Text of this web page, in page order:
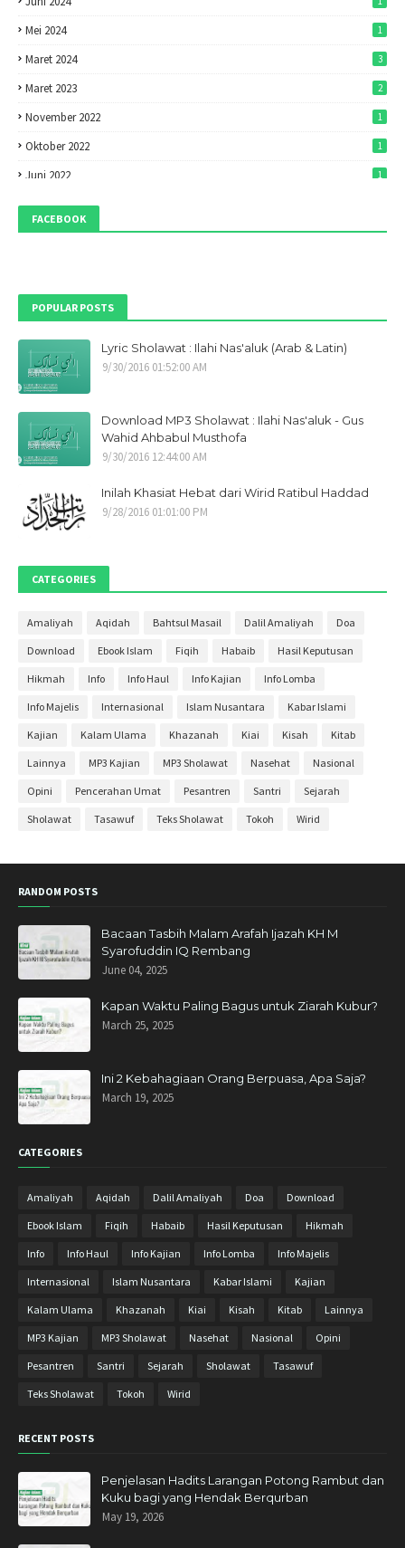
Mei 2024 1
Maret 2024 3
Maret 2023 2
November 2022 1
Oktober 2022 1
Juni 2022 1
Mei 2022
April 2022 7
Februari 2022
Desember 2021 1
Oktober 2021
September 2021
April 2021
Maret 2021
Januari 2021
Desember 2020
Oktober 2020
Februari 2020
September 2019
Agustus 2019
Mei 2019
Maret 2019
Desember 2018
November 2018
September 2018
Juni 2018
Mei 2018
April 2018
Maret 2018
Februari 2018
Januari 2018
November 2017
5
September 2017
FACEBOOK
POPULAR POSTS
Lyric Sholawat : Ilahi Nas'aluk (Arab & Latin)
9/30/2016 01:52:00 AM
Download MP3 Sholawat : Ilahi Nas'aluk - Gus
Wahid Ahbabul Musthofa
9/30/2016 12:44:00 AM
Inilah Khasiat Hebat dari Wirid Ratibul Haddad
9/28/2016 01:01:00 PM
CATEGORIES
Amaliyah Aqidah Bahtsul Masail Dalil Amaliyah Doa
Download Ebook Islam Fiqih Habaib Hasil Keputusan
Hikmah Info Info Haul Info Kajian Info Lomba
Info Majelis Internasional Islam Nusantara Kabar Islami
Kajian Kalam Ulama Khazanah Kiai Kisah Kitab
Lainnya MP3 Kajian MP3 Sholawat Nasehat Nasional
Opini Pencerahan Umat Pesantren Santri Sejarah
Sholawat Tasawuf Teks Sholawat Tokoh Wirid
RANDOM POSTS
Bacaan Tasbih Malam Arafah Ijazah KH M
Syarofuddin IQ Rembang
June 04, 2025
Kapan Waktu Paling Bagus untuk Ziarah Kubur?
March 25, 2025
Ini 2 Kebahagiaan Orang Berpuasa, Apa Saja?
March 19, 2025
CATEGORIES
Amaliyah Aqidah Dalil Amaliyah Doa Download
Ebook Islam Fiqih Habaib Hasil Keputusan Hikmah
Info Info Haul Info Kajian Info Lomba Info Majelis
Internasional Islam Nusantara Kabar Islami Kajian
Kalam Ulama Khazanah Kiai Kisah Kitab Lainnya
MP3 Kajian MP3 Sholawat Nasehat Nasional Opini
Pesantren Santri Sejarah Sholawat Tasawuf
Teks Sholawat Tokoh Wirid
RECENT POSTS
Penjelasan Hadits Larangan Potong Rambut dan
Kuku bagi yang Hendak Berqurban
May 19, 2026